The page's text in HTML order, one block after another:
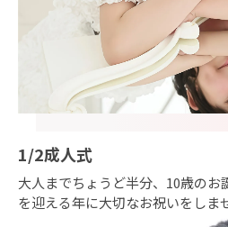
1/2成人式
大人までちょうど半分、10歳の
を迎える年に大切なお祝いをしま